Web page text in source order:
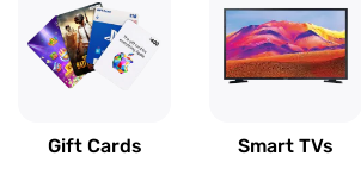
Smart TVs
Gift Cards